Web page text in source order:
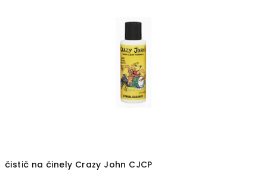
čistič na činely Crazy John CJCP